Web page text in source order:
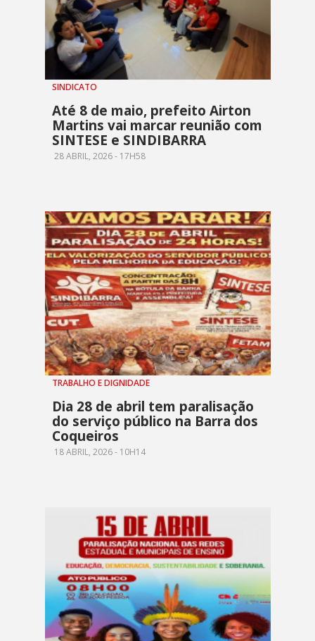
SINDICATO
Até 8 de maio, prefeito Airton
Martins vai marcar reunião com
SINTESE e SINDIBARRA
28 ABRIL, 2026 - 17H58
TRABALHO E DIGNIDADE
Dia 28 de abril tem paralisação
do serviço público na Barra dos
Coqueiros
18 ABRIL, 2026 - 10H14